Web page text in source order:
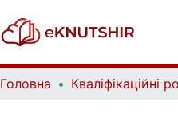
Головна